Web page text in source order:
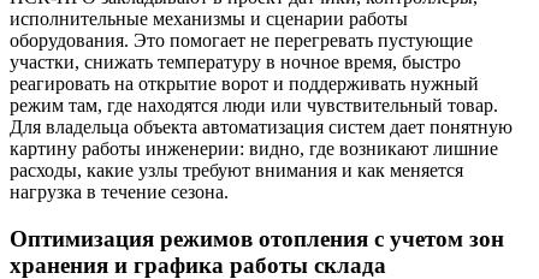
исполнительные механизмы и сценарии работы
оборудования. Это помогает не перегревать пустующие
участки, снижать температуру в ночное время, быстро
реагировать на открытие ворот и поддерживать нужный
режим там, где находятся люди или чувствительный товар.
Для владельца объекта автоматизация систем дает понятную
картину работы инженерии: видно, где возникают лишние
расходы, какие узлы требуют внимания и как меняется
нагрузка в течение сезона.
Оптимизация режимов отопления с учетом зон
хранения и графика работы склада